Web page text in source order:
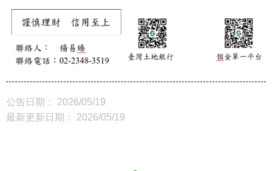
公告日期： 2026/05/19
最新更新日期： 2026/05/19